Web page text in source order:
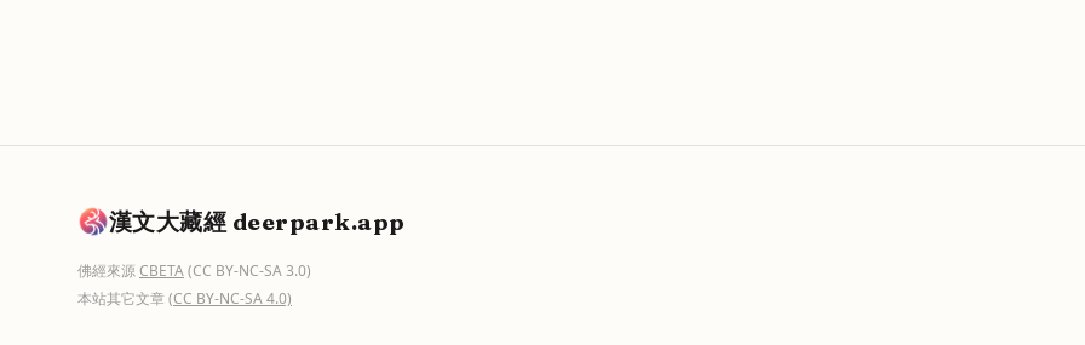
漢文大藏經 deerpark.app
佛經來源CBETA(CC BY-NC-SA 3.0)
本站其它文章(CC BY-NC-SA 4.0)